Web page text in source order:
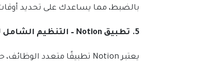
بالضبط، مما يساعدك على تحديد
5. تطبيق Notion – التنظيم الشامل للملاحظات والمشاريع